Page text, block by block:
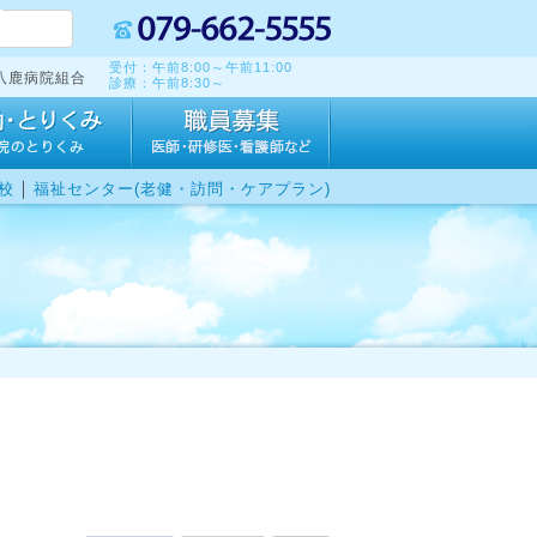
鹿病院組合
受付：午前8:00～午前11:00
診療：午前8:30～
｜ 福祉センター(老健・訪問・ケアプラン)